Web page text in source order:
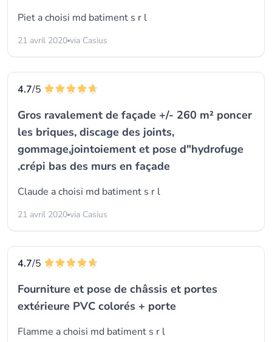
Piet a choisi md batiment s r l
21 avril 2020 via Casius
4.7/5
Gros ravalement de façade +/- 260 m² poncer
les briques, discage des joints,
gommage,jointoiement et pose d"hydrofuge
,crépi bas des murs en façade
Claude a choisi md batiment s r l
21 avril 2020 via Casius
4.7/5
Fourniture et pose de châssis et portes
extérieure PVC colorés + porte
Flamme a choisi md batiment s r l